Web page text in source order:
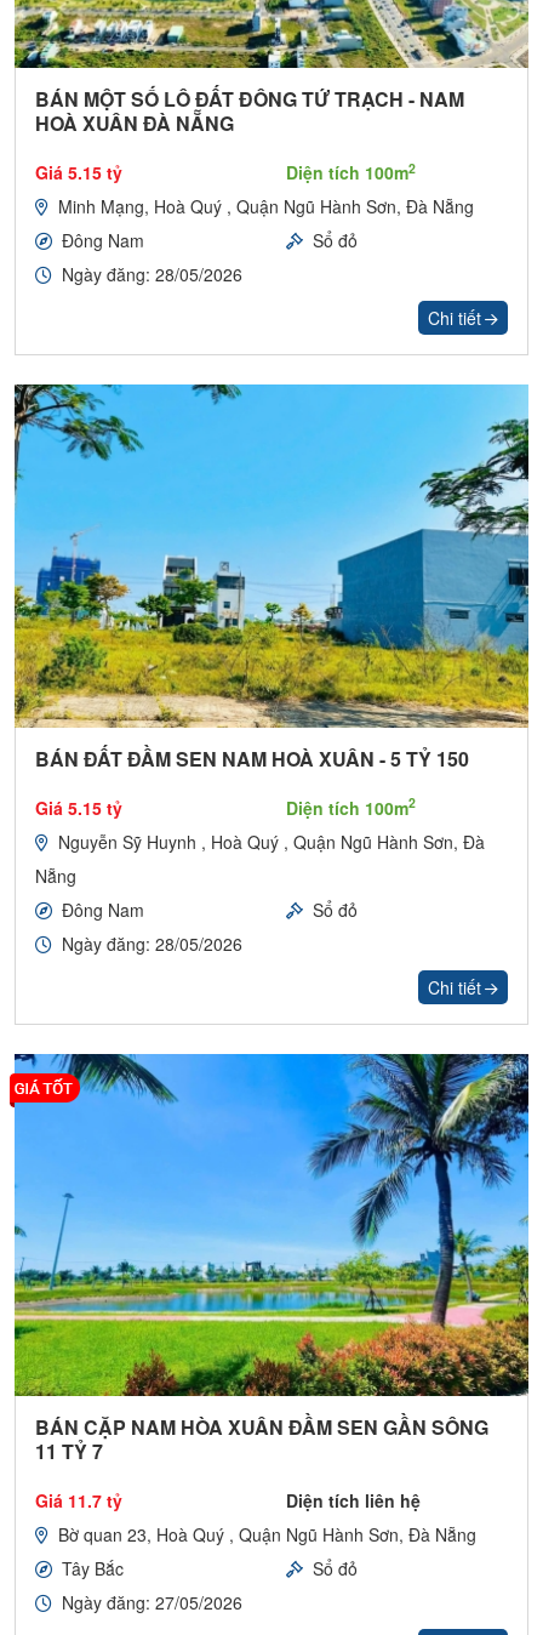
BÁN MỘT SỐ LÔ ĐẤT ĐÔNG TỨ TRẠCH - NAM
HOÀ XUÂN ĐÀ NẴNG
Giá 5.15 tỷ Diện tích 100m2
Minh Mạng, Hoà Quý , Quận Ngũ Hành Sơn, Đà Nẵng
Đông Nam
Sổ đỏ
Ngày đăng: 28/05/2026
Chi tiết
BÁN ĐẤT ĐẦM SEN NAM HOÀ XUÂN - 5 TỶ 150
Giá 5.15 tỷ Diện tích 100m2
Nguyễn Sỹ Huynh , Hoà Quý , Quận Ngũ Hành Sơn, Đà
Nẵng
Đông Nam
Sổ đỏ
Ngày đăng: 28/05/2026
Chi tiết
BÁN CẶP NAM HÒA XUÂN ĐẦM SEN GẦN SÔNG
11 TỶ 7
Giá 11.7 tỷ
Diện tích liên hệ
Bờ quan 23, Hoà Quý , Quận Ngũ Hành Sơn, Đà Nẵng
Tây Bắc
Sổ đỏ
Ngày đăng: 27/05/2026
NHẬN BÁO GIÁ TỐT NHẤT ​​
-Giá Đất Hòa Xuân,Nam Hòa Xuân, FPT
mới nhất giá đầu tư.
-Danh Sách
( Đã hỗ trợ hơn1.500 khách hàngtìm được sản
phẩm phù hợp tại Đà Nẵng )
Điền thông tin để nhận báo giá miễn phí.